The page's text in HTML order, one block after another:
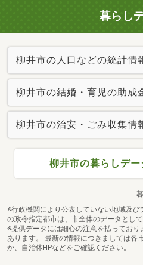
暮らし
柳井市の人口などの統計情
柳井市の結婚・育児の助成
柳井市の治安・ごみ収集情
柳井市の暮らしデ
※行政機関により公表していない地域及
の政令指定都市は、市全体のデータとして
※提供データには細心の注意を払ってお
あります。 最新の情報につきましては各
か、自治体HPなどをご確認ください。